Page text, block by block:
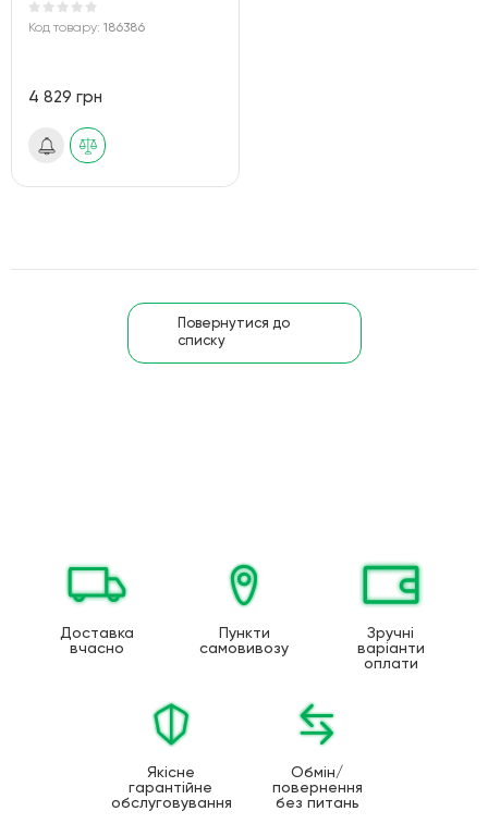
Код товару: 186386
4 829 грн
Повернутися до
списку
Доставка
вчасно
Пункти
самовивозу
Зручні
варіанти
оплати
Якісне
гарантійне
обслуговування
Обмін/
повернення
без питань